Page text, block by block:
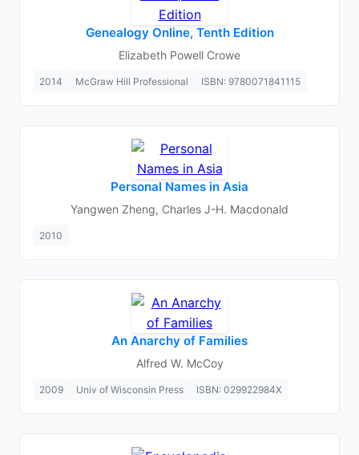
Genealogy Online, Tenth Edition
Elizabeth Powell Crowe
2014 McGraw Hill Professional ISBN: 9780071841115
Personal Names in Asia
Yangwen Zheng, Charles J-H. Macdonald
2010
An Anarchy of Families
Alfred W. McCoy
2009 Univ of Wisconsin Press ISBN: 029922984X